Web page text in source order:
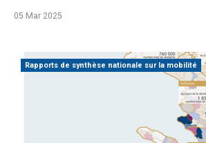
05 Mar 2025
Rapports de synthèse nationale sur la mobilité